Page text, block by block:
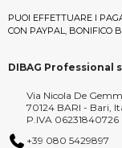
PUOI EFFETTUARE I
CON PAYPAL, BONIFICO
DIBAG Professional
Via Nicola De
70124 BARI - Bari,
P.IVA 06231840726
+39 080 5429897